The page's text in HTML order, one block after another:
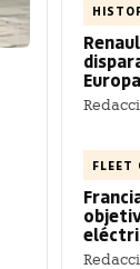
Europa
FLEET